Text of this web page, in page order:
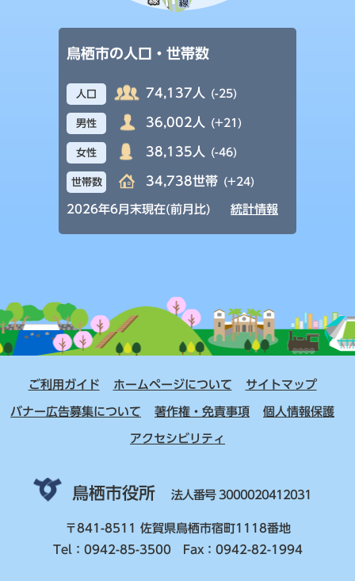
鳥栖市の人口・世帯数
人口 74,137人 (-25)
男性 36,002人 (+21)
女性 38,135人 (-46)
世帯数 34,738世帯 (+24)
2026年6月末現在(前月比) 統計情報
ご利用ガイド ホームページについて サイトマップ
バナー広告募集について 著作権・免責事項 個人情報保護
アクセシビリティ
鳥栖市役所 法人番号 3000020412031
〒841-8511 佐賀県鳥栖市宿町1118番地
Tel：0942-85-3500 Fax：0942-82-1994